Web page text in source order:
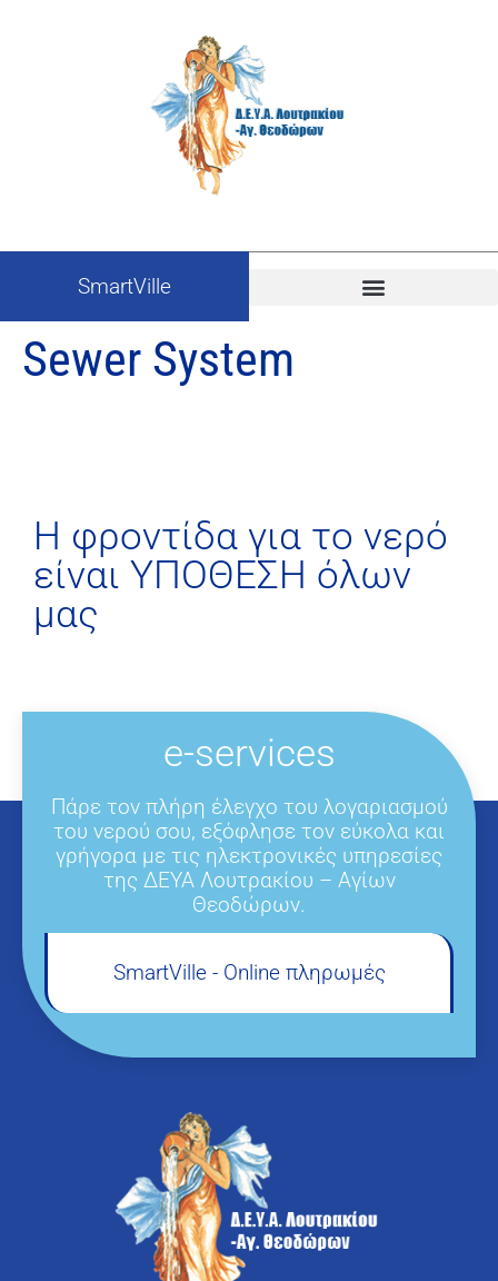
SmartVille
Sewer System
H φροντίδα για το νερό
είναι ΥΠΟΘΕΣΗ όλων
μας
e-services
Πάρε τον πλήρη έλεγχο του λογαριασμού
του νερού σου, εξόφλησε τον εύκολα και
γρήγορα με τις ηλεκτρονικές υπηρεσίες
της ΔΕΥΑ Λουτρακίου – Αγίων
Θεοδώρων.
SmartVille - Online πληρωμές